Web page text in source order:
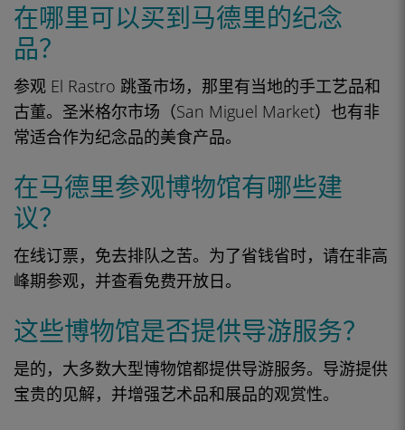
在哪里可以买到马德里的纪念
品？
参观 El Rastro 跳蚤市场，那里有当地的手工艺品和
古董。圣米格尔市场（San Miguel Market）也有非
常适合作为纪念品的美食产品。
在马德里参观博物馆有哪些建
议？
在线订票，免去排队之苦。为了省钱省时，请在非高
峰期参观，并查看免费开放日。
这些博物馆是否提供导游服务？
是的，大多数大型博物馆都提供导游服务。导游提供
宝贵的见解，并增强艺术品和展品的观赏性。